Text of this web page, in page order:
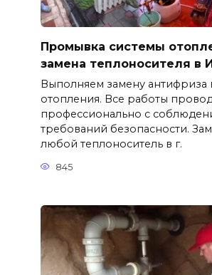
Промывка системы
замена теплоносителя в
Выполняем замену антифриза
отопления. Все работы
профессионально с
требований безопасности.
любой теплоноситель в г.
845